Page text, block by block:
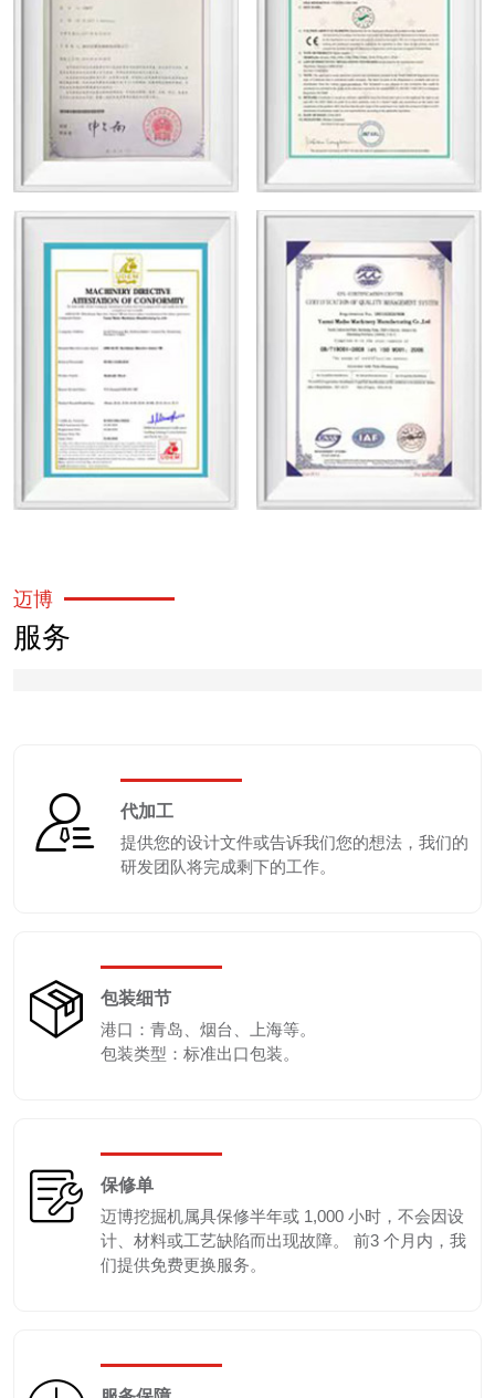
迈博
服务
代加工
提供您的设计文件或告诉我们您的想法，我们的
研发团队将完成剩下的工作。
包装细节
港口：青岛、烟台、上海等。
包装类型：标准出口包装。
保修单
迈博挖掘机属具保修半年或 1,000 小时，不会因设
计、材料或工艺缺陷而出现故障。 前3 个月内，我
们提供免费更换服务。